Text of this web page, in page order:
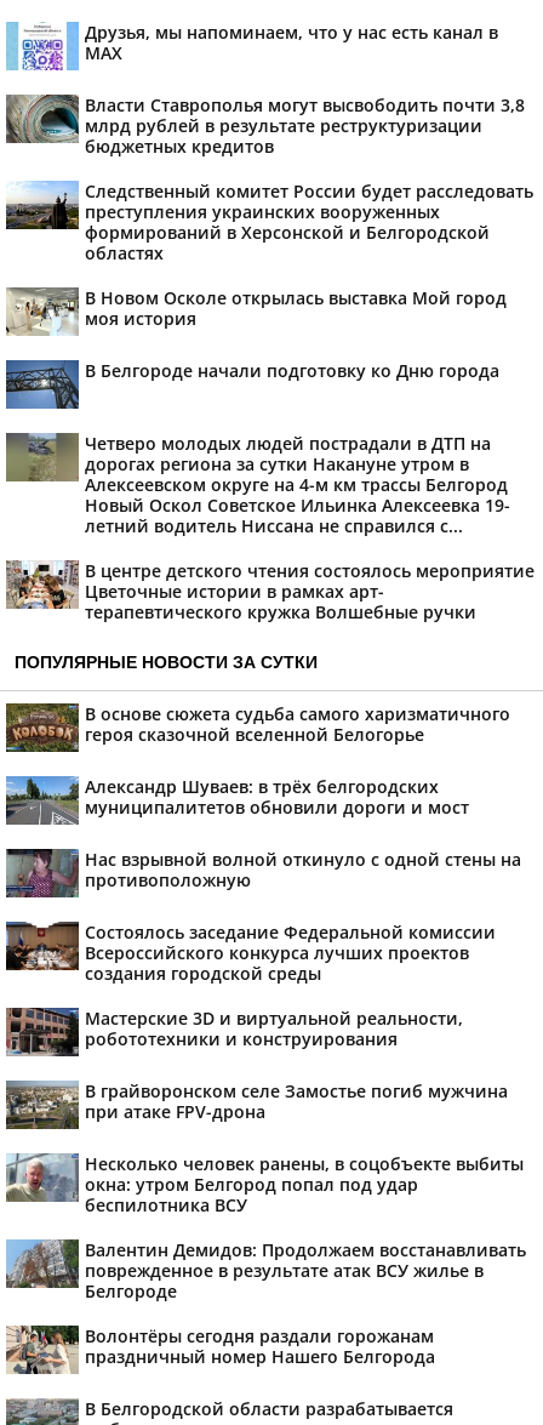
Друзья, мы напоминаем, что у нас есть канал в
МАХ
Власти Ставрополья могут высвободить почти 3,8
млрд рублей в результате реструктуризации
бюджетных кредитов
Следственный комитет России будет расследовать
преступления украинских вооруженных
формирований в Херсонской и Белгородской
областях
В Новом Осколе открылась выставка Мой город
моя история
В Белгороде начали подготовку ко Дню города
Четверо молодых людей пострадали в ДТП на
дорогах региона за сутки Накануне утром в
Алексеевском округе на 4-м км трассы Белгород
Новый Оскол Советское Ильинка Алексеевка 19-
летний водитель Ниссана не справился с...
В центре детского чтения состоялось мероприятие
Цветочные истории в рамках арт-
терапевтического кружка Волшебные ручки
ПОПУЛЯРНЫЕ НОВОСТИ ЗА СУТКИ
В основе сюжета судьба самого харизматичного
героя сказочной вселенной Белогорье
Александр Шуваев: в трёх белгородских
муниципалитетов обновили дороги и мост
Нас взрывной волной откинуло с одной стены на
противоположную
Состоялось заседание Федеральной комиссии
Всероссийского конкурса лучших проектов
создания городской среды
Мастерские 3D и виртуальной реальности,
робототехники и конструирования
В грайворонском селе Замостье погиб мужчина
при атаке FPV-дрона
Несколько человек ранены, в соцобъекте выбиты
окна: утром Белгород попал под удар
беспилотника ВСУ
Валентин Демидов: Продолжаем восстанавливать
поврежденное в результате атак ВСУ жилье в
Белгороде
Волонтёры сегодня раздали горожанам
праздничный номер Нашего Белгорода
В Белгородской области разрабатывается